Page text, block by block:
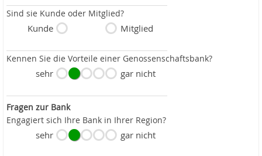
Sind sie Kunde oder Mitglied?
Kunde Mitglied
Kennen Sie die Vorteile einer Genossenschaftsbank?
sehr gar nicht
Fragen zur Bank
Engagiert sich Ihre Bank in Ihrer Region?
sehr gar nicht